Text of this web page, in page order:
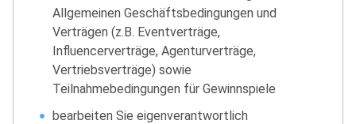
Allgemeinen Geschäftsbedingungen und
Verträgen (z.B. Eventverträge,
Influencerverträge, Agenturverträge,
Vertriebsverträge) sowie
Teilnahmebedingungen für Gewinnspiele
bearbeiten Sie eigenverantwortlich